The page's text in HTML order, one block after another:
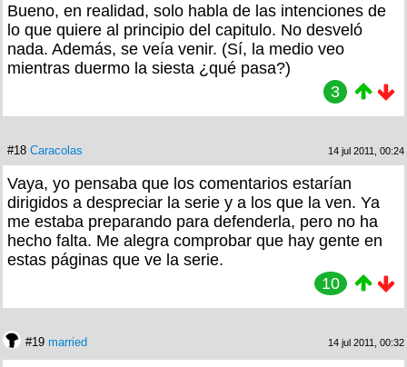
Bueno, en realidad, solo habla de las intenciones de
lo que quiere al principio del capitulo. No desveló
nada. Además, se veía venir. (Sí, la medio veo
mientras duermo la siesta ¿qué pasa?)
3
#18 Caracolas 14 jul 2011, 00:24
Vaya, yo pensaba que los comentarios estarían
dirigidos a despreciar la serie y a los que la ven. Ya
me estaba preparando para defenderla, pero no ha
hecho falta. Me alegra comprobar que hay gente en
estas páginas que ve la serie.
10
#19 married 14 jul 2011, 00:32